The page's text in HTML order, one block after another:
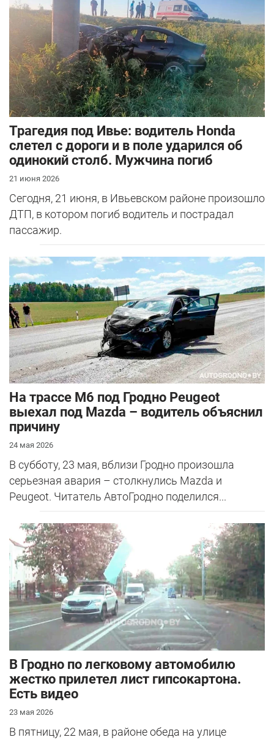
Трагедия под Ивье: водитель Honda
слетел с дороги и в поле ударился об
одинокий столб. Мужчина погиб
21 июня 2026
Сегодня, 21 июня, в Ивьевском районе произошло
ДТП, в котором погиб водитель и пострадал
пассажир.
На трассе М6 под Гродно Peugeot
выехал под Mazda – водитель объяснил
причину
24 мая 2026
В субботу, 23 мая, вблизи Гродно произошла
серьезная авария – столкнулись Mazda и
Peugeot. Читатель АвтоГродно поделился...
В Гродно по легковому автомобилю
жестко прилетел лист гипсокартона.
Есть видео
23 мая 2026
В пятницу, 22 мая, в районе обеда на улице